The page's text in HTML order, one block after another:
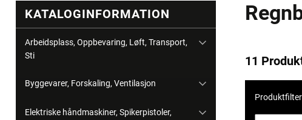
KATALOGINFORMATION
Arbeidsplass, Oppbevaring, Løft, Transport,
Sti
Byggevarer, Forskaling, Ventilasjon
Elektriske håndmaskiner, Spikerpistoler,
11
Produktfilter